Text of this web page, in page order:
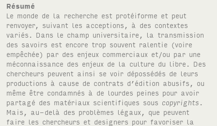
Résumé
Le monde de la recherche est protéiforme et peut
renvoyer, suivant les acceptions, à des contextes
variés. Dans le champ universitaire, la transmission
des savoirs est encore trop souvent ralentie (voire
empêchée) par des enjeux commerciaux et/ou par une
méconnaissance des enjeux de la culture du libre. Des
chercheurs peuvent ainsi se voir dépossédés de leurs
productions à cause de contrats d’édition abusifs, ou
même être condamnés à de lourdes peines pour avoir
partagé des matériaux scientifiques sous copyrights
Mais, au-delà des problèmes légaux, que peuvent
faire les chercheurs et designers pour favoriser la